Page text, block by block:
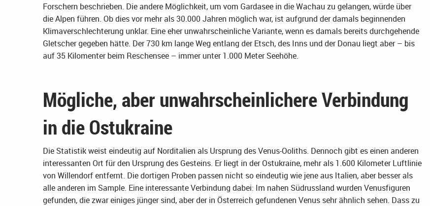
Forschern beschrieben. Die andere Möglichkeit, um vom Gardasee in die Wachau zu gelangen, würde über
die Alpen führen. Ob dies vor mehr als 30.000 Jahren möglich war, ist aufgrund der damals beginnenden
Klimaverschlechterung unklar. Eine eher unwahrscheinliche Variante, wenn es damals bereits durchgehende
Gletscher gegeben hätte. Der 730 km lange Weg entlang der Etsch, des Inns und der Donau liegt aber – bis
auf 35 Kilomenter beim Reschensee – immer unter 1.000 Meter Seehöhe.
Mögliche, aber unwahrscheinlichere Verbindung
in die Ostukraine
Die Statistik weist eindeutig auf Norditalien als Ursprung des Venus-Ooliths. Dennoch gibt es einen anderen
interessanten Ort für den Ursprung des Gesteins. Er liegt in der Ostukraine, mehr als 1.600 Kilometer Luftlinie
von Willendorf entfernt. Die dortigen Proben passen nicht so eindeutig wie jene aus Italien, aber besser als
alle anderen im Sample. Eine interessante Verbindung dabei: Im nahen Südrussland wurden Venusfiguren
gefunden, die zwar einiges jünger sind, aber der in Österreich gefundenen Venus sehr ähnlich sehen. Dass zu